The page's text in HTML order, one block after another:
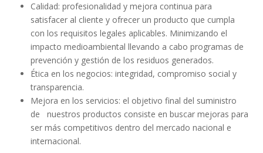
Calidad: profesionalidad y mejora continua para
satisfacer al cliente y ofrecer un producto que cumpla
con los requisitos legales aplicables. Minimizando el
impacto medioambiental llevando a cabo programas de
prevención y gestión de los residuos generados.
Ética en los negocios: integridad, compromiso social y
transparencia.
Mejora en los servicios: el objetivo final del suministro
de nuestros productos consiste en buscar mejoras para
ser más competitivos dentro del mercado nacional e
internacional.